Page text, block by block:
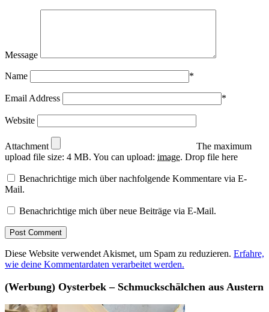
Message
Name *
Email Address *
Website
Attachment
The maximum
upload file size: 4 MB. You can upload: image. Drop file here
Benachrichtige mich über nachfolgende Kommentare via E-
Mail.
Benachrichtige mich über neue Beiträge via E-Mail.
Diese Website verwendet Akismet, um Spam zu reduzieren. Erfahre,
wie deine Kommentardaten verarbeitet werden.
(Werbung) Oysterbek – Schmuckschälchen aus Austern